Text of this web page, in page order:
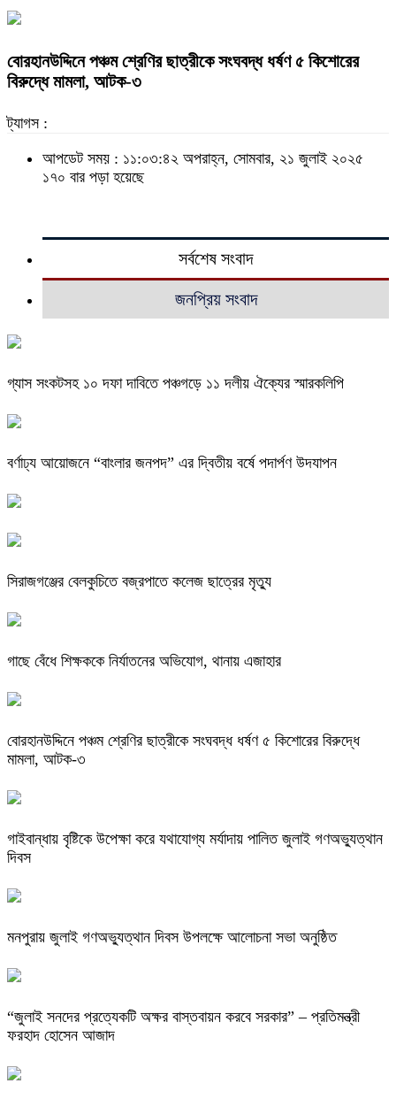
বোরহানউদ্দিনে পঞ্চম শ্রেণির ছাত্রীকে সংঘবদ্ধ ধর্ষণ ৫ কিশোরের
বিরুদ্ধে মামলা, আটক-৩
ট্যাগস :
আপডেট সময় : ১১:০৩:৪২ অপরাহ্ন, সোমবার, ২১ জুলাই ২০২৫
১৭০ বার পড়া হয়েছে
সর্বশেষ সংবাদ
জনপ্রিয় সংবাদ
গ্যাস সংকটসহ ১০ দফা দাবিতে পঞ্চগড়ে ১১ দলীয় ঐক্যের স্মারকলিপি
বর্ণাঢ্য আয়োজনে “বাংলার জনপদ” এর দ্বিতীয় বর্ষে পদার্পণ উদযাপন
সিরাজগঞ্জের বেলকুচিতে বজ্রপাতে কলেজ ছাত্রের মৃত্যু
গাছে বেঁধে শিক্ষককে নির্যাতনের অভিযোগ, থানায় এজাহার
বোরহানউদ্দিনে পঞ্চম শ্রেণির ছাত্রীকে সংঘবদ্ধ ধর্ষণ ৫ কিশোরের বিরুদ্ধে
মামলা, আটক-৩
গাইবান্ধায় বৃষ্টিকে উপেক্ষা করে যথাযোগ্য মর্যাদায় পালিত জুলাই গণঅভ্যুত্থান
দিবস
মনপুরায় জুলাই গণঅভ্যুত্থান দিবস উপলক্ষে আলোচনা সভা অনুষ্ঠিত
“জুলাই সনদের প্রত্যেকটি অক্ষর বাস্তবায়ন করবে সরকার” – প্রতিমন্ত্রী
ফরহাদ হোসেন আজাদ